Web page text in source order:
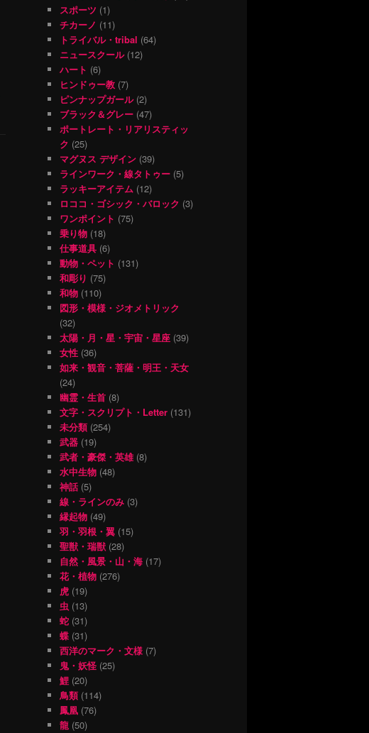
スポーツ (1)
チカーノ (11)
トライバル・tribal (64)
ニュースクール(12)
ハート (6)
ヒンドゥー教 (7)
ピンナップガール(2)
ブラック＆グレー (47)
ポートレート・リアリスティッ
ク (25)
マグヌス デザイン (39)
ラインワーク・線タトゥー (5)
ラッキーアイテム (12)
ロココ・ゴシック・バロック (3)
ワンポイント (75)
乗り物 (18)
仕事道具 (6)
動物・ペット (131)
和彫り (75)
和物 (110)
図形・模様・ジオメトリック
(32)
太陽・月・星・宇宙・星座 (39)
女性 (36)
如来・観音・菩薩・明王・天女
(24)
幽霊・生首 (8)
文字・スクリプト・Letter (131)
未分類(254)
武器 (19)
武者・豪傑・英雄(8)
水中生物 (48)
神話 (5)
線・ラインのみ (3)
縁起物 (49)
羽・羽根・翼 (15)
聖獣・瑞獣 (28)
自然・風景・山・海 (17)
花・植物 (276)
虎 (19)
虫 (13)
蛇 (31)
蝶 (31)
西洋のマーク・文様 (7)
鬼・妖怪 (25)
鯉 (20)
鳥類(114)
鳳凰 (76)
龍 (50)